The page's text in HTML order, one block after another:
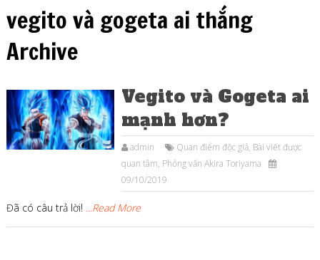
vegito và gogeta ai thắng
Archive
Vegito và Gogeta ai
mạnh hơn?
admin Quan điểm độc giả, Bài viết được
quan tâm, Phỏng vấn Akira Toriyama
09/10/2019
Đã có câu trả lời! ...Read More